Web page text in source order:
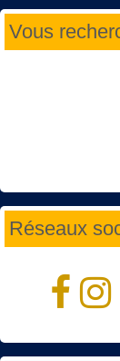
Vous
Réseaux